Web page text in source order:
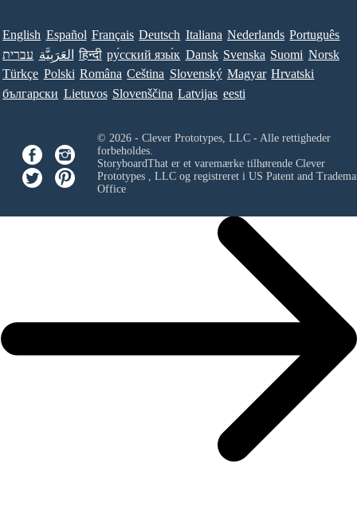
English Español Français Deutsch Italiana Nederlands Português
עברית العَرَبِيَّة हिन्दी ру́сский язы́к Dansk Svenska Suomi Norsk
Türkçe Polski Româna Ceština Slovenský Magyar Hrvatski
български Lietuvos Slovenščina Latvijas eesti
© 2026 - Clever Prototypes, LLC - Alle rettigheder
forbeholdes.
StoryboardThat er et varemærke tilhørende Clever
Prototypes , LLCog registreret i US Patent and
Office